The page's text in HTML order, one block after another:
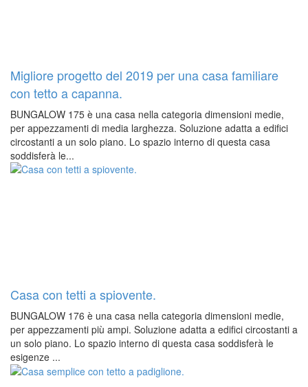
Migliore progetto del 2019 per una casa familiare
con tetto a capanna.
BUNGALOW 175 è una casa nella categoria dimensioni medie,
per appezzamenti di media larghezza. Soluzione adatta a edifici
circostanti a un solo piano. Lo spazio interno di questa casa
soddisferà le...
Casa con tetti a spiovente.
BUNGALOW 176 è una casa nella categoria dimensioni medie,
per appezzamenti più ampi. Soluzione adatta a edifici circostanti a
un solo piano. Lo spazio interno di questa casa soddisferà le
esigenze ...